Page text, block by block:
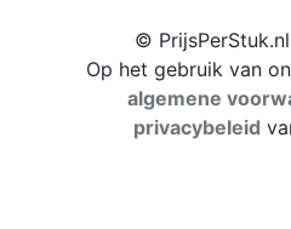
©
Op het gebruik van
algemene
privacybeleid